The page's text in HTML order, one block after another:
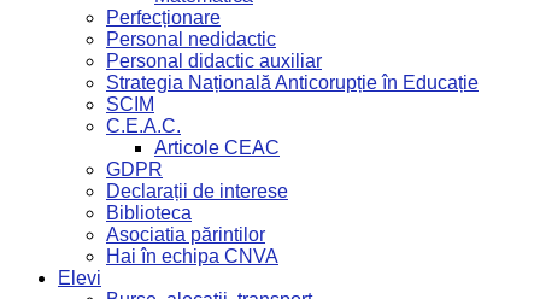
Perfecționare
Personal nedidactic
Personal didactic auxiliar
Strategia Națională Anticorupție în Educație
SCIM
C.E.A.C.
Articole CEAC
GDPR
Declarații de interese
Biblioteca
Asociatia părintilor
Hai în echipa CNVA
Elevi